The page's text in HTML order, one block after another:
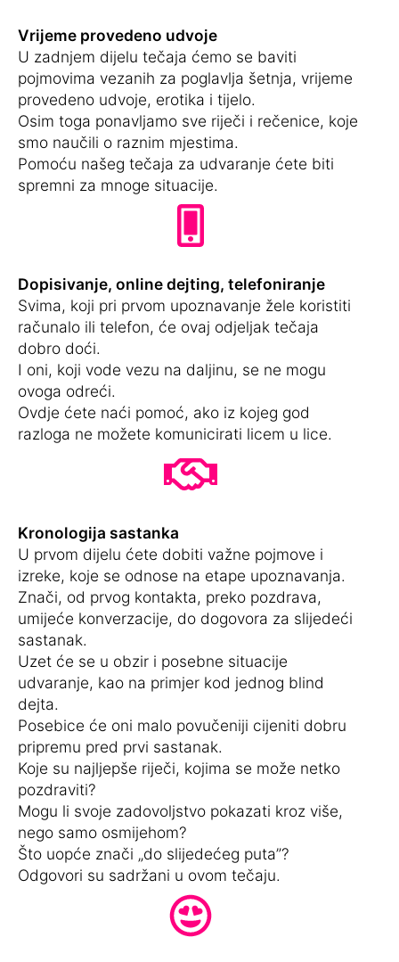
Vrijeme provedeno udvoje
U zadnjem dijelu tečaja ćemo se baviti
pojmovima vezanih za poglavlja šetnja, vrijeme
provedeno udvoje, erotika i tijelo.
Osim toga ponavljamo sve riječi i rečenice, koje
smo naučili o raznim mjestima.
Pomoću našeg tečaja za udvaranje ćete biti
spremni za mnoge situacije.
Dopisivanje, online dejting, telefoniranje
Svima, koji pri prvom upoznavanje žele koristiti
računalo ili telefon, će ovaj odjeljak tečaja
dobro doći.
I oni, koji vode vezu na daljinu, se ne mogu
ovoga odreći.
Ovdje ćete naći pomoć, ako iz kojeg god
razloga ne možete komunicirati licem u lice.
Kronologija sastanka
U prvom dijelu ćete dobiti važne pojmove i
izreke, koje se odnose na etape upoznavanja.
Znači, od prvog kontakta, preko pozdrava,
umijeće konverzacije, do dogovora za slijedeći
sastanak.
Uzet će se u obzir i posebne situacije
udvaranje, kao na primjer kod jednog blind
dejta.
Posebice će oni malo povučeniji cijeniti dobru
pripremu pred prvi sastanak.
Koje su najljepše riječi, kojima se može netko
pozdraviti?
Mogu li svoje zadovoljstvo pokazati kroz više,
nego samo osmijehom?
Što uopće znači „do slijedećeg puta”?
Odgovori su sadržani u ovom tečaju.